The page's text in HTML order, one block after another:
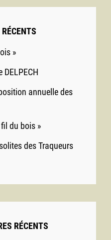
»
annuelle des
du bois »
des Traqueurs
RÉCENTS